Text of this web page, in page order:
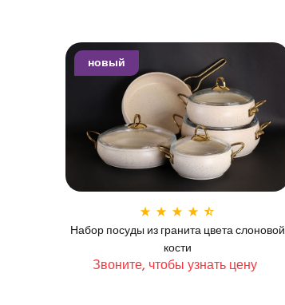
новый
Набор посуды из гранита цвета слоновой
кости
Звоните, чтобы узнать цену